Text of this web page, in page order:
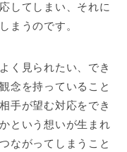
してしまい、それに
まうのです。
く見られたい、でき
念を持っていること
手が望む対応をでき
という想いが生まれ
ながってしまうこと